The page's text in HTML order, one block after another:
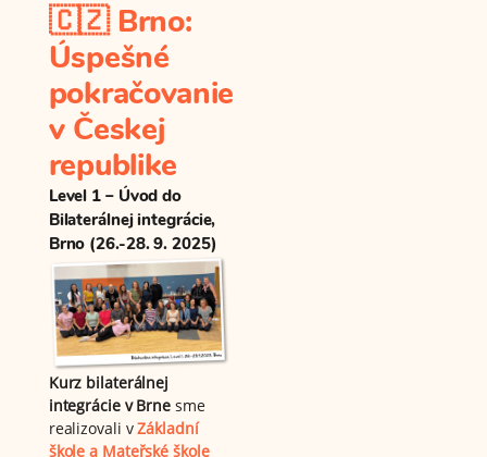
🇨🇿 Brno:
Úspešné
pokračovanie
v Českej
republike
Level 1 – Úvod do
Bilaterálnej integrácie,
Brno (26.-28. 9. 2025)
Kurz bilaterálnej
integrácie v Brne sme
realizovali vZákladní
škole a Mateřské škole